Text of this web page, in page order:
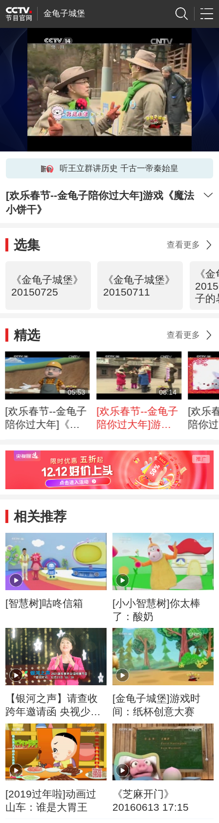
金龟子城堡
听王立群讲历史 千古一帝秦始皇
[欢乐春节--金龟子陪你过大年]游戏《魔法
小饼干》
选集 查看更多
《金龟子城堡》
20150725
《金龟子城堡》
20150711
《
子的
精选 查看更多
05:53
[欢乐春节--金龟子
陪你过大年]《特
08:14
[欢乐春节--金龟子
陪你过大年]游戏
[欢乐
陪你
演：
相关推荐
[智慧树]咕咚信箱
[小小智慧树]你太棒
了：酸奶
【银河之声】请查收
跨年邀请函 央视少儿
主持人们喊你一起收
获快乐
[金龟子城堡]游戏时
间：纸杯创意大赛
[2019过年啦]动画过
山车：谁是大胃王
《芝麻开门》
20160613 17:15